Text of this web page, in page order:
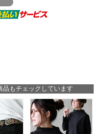
品もチェックしています